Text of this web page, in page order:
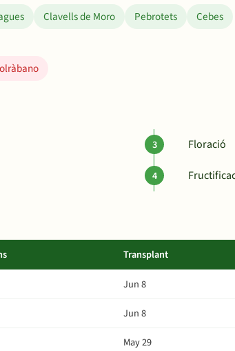
Clavells de Moro Pebrotets
Cebes
Floració
Transplant
Jun 8
Jun 8
May 29